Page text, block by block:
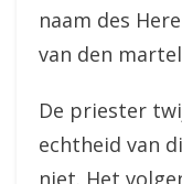
naam des
van den
De priester
echtheid van
niet. Het